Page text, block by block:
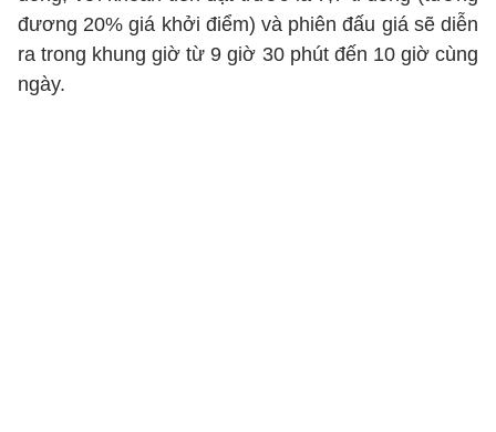
đương 20% giá khởi điểm) và phiên đấu giá sẽ diễn
ra trong khung giờ từ 9 giờ 30 phút đến 10 giờ cùng
ngày.